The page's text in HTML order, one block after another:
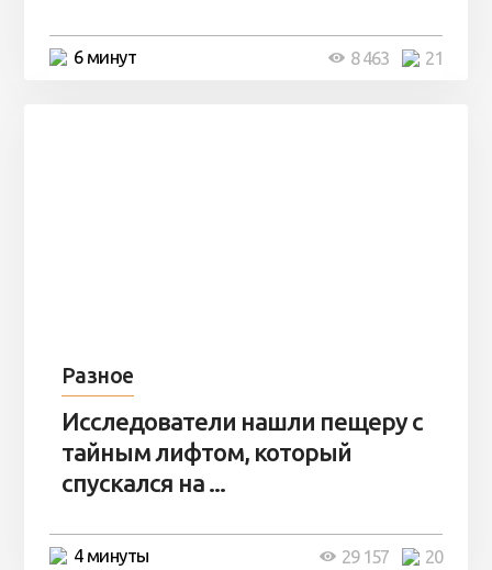
6 минут 21
8 463
Разное
Исследователи нашли пещеру с
тайным лифтом, который
спускался на ...
4 минуты 20
29 157